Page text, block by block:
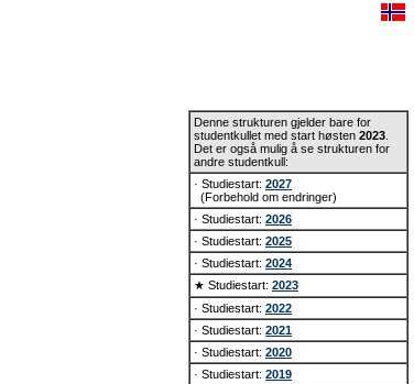
Denne strukturen gjelder bare for
studentkullet med start høsten 2023
Det er også mulig å se strukturen for
andre studentkull:
· Studiestart: 2027
(Forbehold om endringer)
· Studiestart: 2026
· Studiestart: 2025
· Studiestart: 2024
★ Studiestart: 2023
· Studiestart: 2022
· Studiestart: 2021
· Studiestart: 2020
· Studiestart: 2019